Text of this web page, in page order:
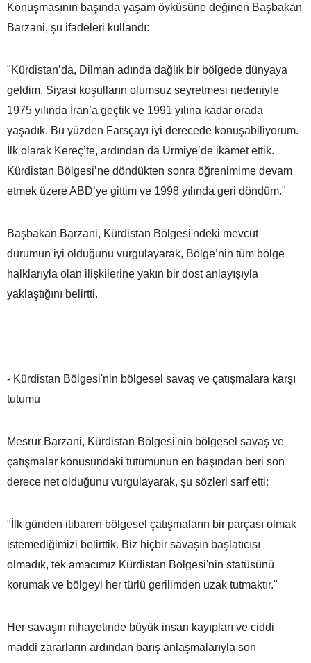
Konuşmasının başında yaşam öyküsüne değinen Başbakan
Barzani, şu ifadeleri kullandı:
"Kürdistan’da, Dilman adında dağlık bir bölgede dünyaya
geldim. Siyasi koşulların olumsuz seyretmesi nedeniyle
1975 yılında İran’a geçtik ve 1991 yılına kadar orada
yaşadık. Bu yüzden Farsçayı iyi derecede konuşabiliyorum.
İlk olarak Kereç’te, ardından da Urmiye’de ikamet ettik.
Kürdistan Bölgesi’ne döndükten sonra öğrenimime devam
etmek üzere ABD’ye gittim ve 1998 yılında geri döndüm."
Başbakan Barzani, Kürdistan Bölgesi'ndeki mevcut
durumun iyi olduğunu vurgulayarak, Bölge’nin tüm bölge
halklarıyla olan ilişkilerine yakın bir dost anlayışıyla
yaklaştığını belirtti.
- Kürdistan Bölgesi'nin bölgesel savaş ve çatışmalara karşı
tutumu
Mesrur Barzani, Kürdistan Bölgesi'nin bölgesel savaş ve
çatışmalar konusundaki tutumunun en başından beri son
derece net olduğunu vurgulayarak, şu sözleri sarf etti:
"İlk günden itibaren bölgesel çatışmaların bir parçası olmak
istemediğimizi belirttik. Biz hiçbir savaşın başlatıcısı
olmadık, tek amacımız Kürdistan Bölgesi'nin statüsünü
korumak ve bölgeyi her türlü gerilimden uzak tutmaktır."
Her savaşın nihayetinde büyük insan kayıpları ve ciddi
maddi zararların ardından barış anlaşmalarıyla son